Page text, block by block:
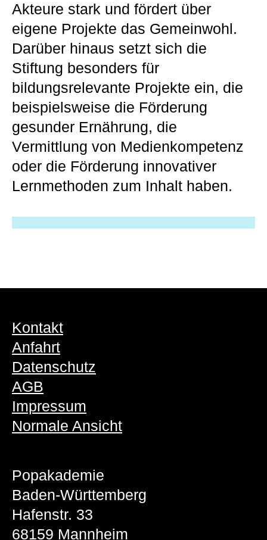
Akteure stark und fördert über
eigene Projekte das Gemeinwohl.
Darüber hinaus setzt sich die
Stiftung besonders für
bildungsrelevante Projekte ein, die
beispielsweise die Förderung
gesunder Ernährung, die
Vermittlung von Medienkompetenz
oder die Förderung innovativer
Lernmethoden zum Inhalt haben.
Kontakt
Anfahrt
Datenschutz
AGB
Impressum
Normale Ansicht
Popakademie
Baden-Württemberg
Hafenstr. 33
68159 Mannheim